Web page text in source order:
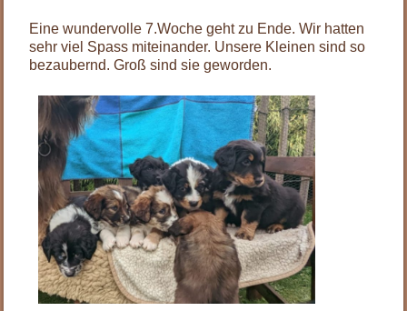
Eine wundervolle 7.Woche geht zu Ende. Wir hatten
sehr viel Spass miteinander. Unsere Kleinen sind so
bezaubernd. Groß sind sie geworden.